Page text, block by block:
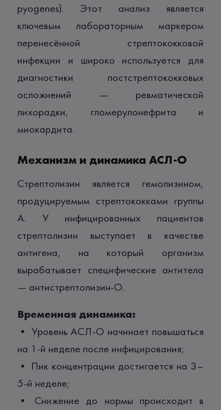
pyogenes). Этот анализ является
ключевым лабораторным маркером
перенесённой стрептококковой
инфекции и широко используется для
диагностики постстрептококковых
осложнений — ревматической
лихорадки, гломерулонефрита и
миокардита.
Механизм и динамика АСЛ-О
Стрептолизин является гемолизином,
продуцируемым стрептококками группы
А. У инфицированных пациентов
стрептолизин выступает в качестве
антигена, на который организм
вырабатывает специфические антитела
— антистрептолизин-О.
Временная динамика:
• Уровень АСЛ-О начинает повышаться
на 1-й неделе после инфицирования;
• Пик концентрации достигается на 3–
5-й неделе;
• Снижение до нормы происходит в